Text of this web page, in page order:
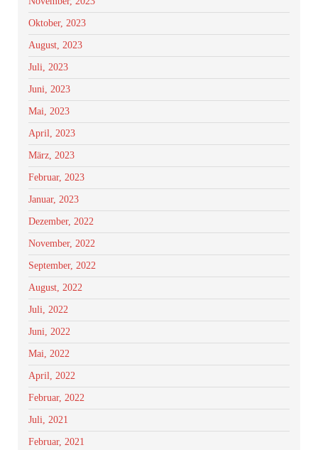
Oktober, 2023
August, 2023
Juli, 2023
Juni, 2023
Mai, 2023
April, 2023
März, 2023
Februar, 2023
Januar, 2023
Dezember, 2022
November, 2022
September, 2022
August, 2022
Juli, 2022
Juni, 2022
Mai, 2022
April, 2022
Februar, 2022
Juli, 2021
Februar, 2021